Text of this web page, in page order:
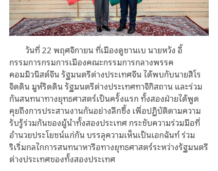
วันที่ 22 พฤศจิกายน ที่เมืองดูชานเบ นายหวัง อี้
กรรมการกรมการเมืองคณะกรรมการกลางพรรค
คอมมิวนิสต์จีน รัฐมนตรีต่างประเทศจีน ได้พบกับนายสิโร
จิดดิน มูห์ริดดิน รัฐมนตรีต่างประเทศทาจิกิสถาน และร่วม
กันสนทนาทางยุทธศาสตร์เป็นครั้งแรก ทั้งสองฝ่ายได้พูด
คุยถึงการประสานงานกันอย่างลึกซึ้ง เพื่อปฏิบัติตามความ
รับรู้ร่วมกันของผู้นำทั้งสองประเทศ กระชับความร่วมมือที่
อำนวยประโยชน์แก่กัน บรรลุความเห็นเป็นเอกฉันท์ ร่วม
ริเริ่มกลไกการสนทนาหารือทางยุทธศาสตร์ระหว่างรัฐมนตรี
ต่างประเทศของทั้งสองประเทศ